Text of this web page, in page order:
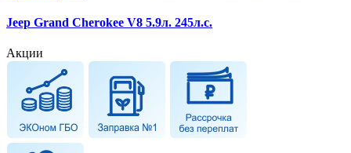
Jeep Grand Cherokee V8 5.9л. 245л.с.
Акции